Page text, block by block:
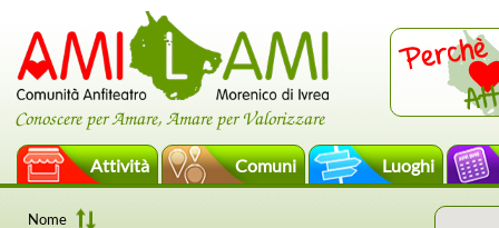
Conoscere per Amare, Amare per Valorizzare
Attività Comuni Luoghi
Nome